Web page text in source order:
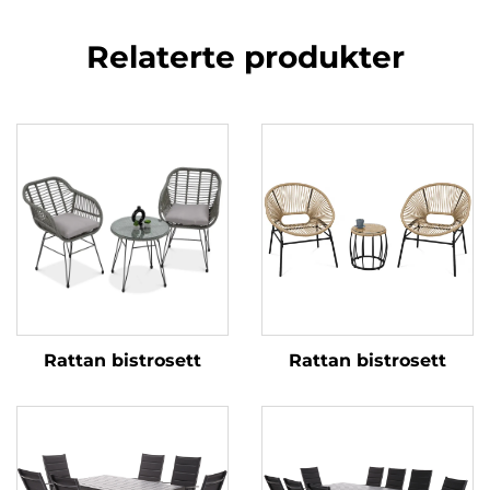
Relaterte produkter
Rattan bistrosett Rattan bistrosett